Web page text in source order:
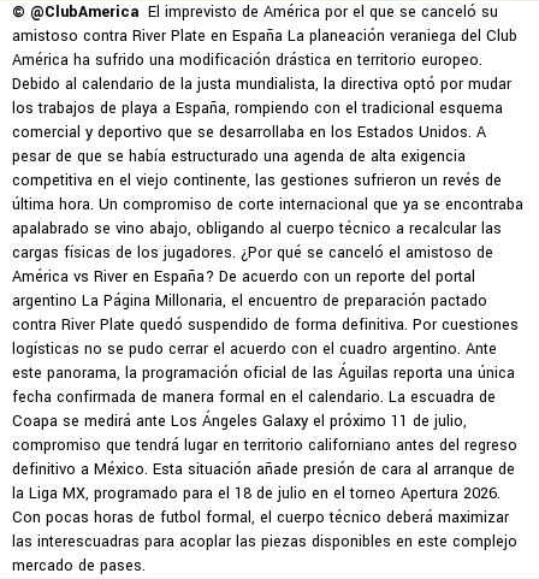
© @ClubAmerica El imprevisto de América por el que se canceló su
amistoso contra River Plate en España La planeación veraniega del Club
América ha sufrido una modificación drástica en territorio europeo.
Debido al calendario de la justa mundialista, la directiva optó por mudar
los trabajos de playa a España, rompiendo con el tradicional esquema
comercial y deportivo que se desarrollaba en los Estados Unidos. A
pesar de que se había estructurado una agenda de alta exigencia
competitiva en el viejo continente, las gestiones sufrieron un revés de
última hora. Un compromiso de corte internacional que ya se encontraba
apalabrado se vino abajo, obligando al cuerpo técnico a recalcular las
cargas físicas de los jugadores. ¿Por qué se canceló el amistoso de
América vs River en España? De acuerdo con un reporte del portal
argentino La Página Millonaria, el encuentro de preparación pactado
contra River Plate quedó suspendido de forma definitiva. Por cuestiones
logísticas no se pudo cerrar el acuerdo con el cuadro argentino. Ante
este panorama, la programación oficial de las Águilas reporta una única
fecha confirmada de manera formal en el calendario. La escuadra de
Coapa se medirá ante Los Ángeles Galaxy el próximo 11 de julio,
compromiso que tendrá lugar en territorio californiano antes del regreso
definitivo a México. Esta situación añade presión de cara al arranque de
la Liga MX, programado para el 18 de julio en el torneo Apertura 2026.
Con pocas horas de futbol formal, el cuerpo técnico deberá maximizar
las interescuadras para acoplar las piezas disponibles en este complejo
mercado de pases.